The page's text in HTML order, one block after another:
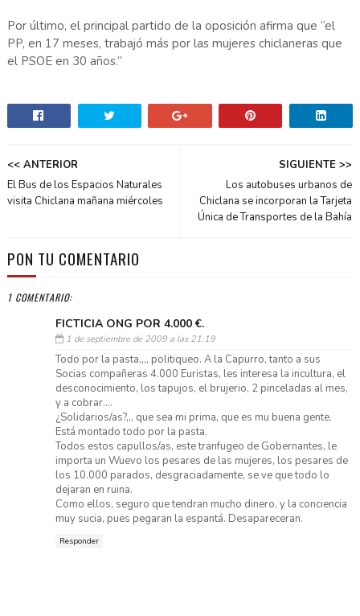
Por último, el principal partido de la oposición afirma que “el
PP, en 17 meses, trabajó más por las mujeres chiclaneras que
el PSOE en 30 años.”
SIGUIENTE >>
Los autobuses urbanos de
Chiclana se incorporan la Tarjeta
Única de Transportes de la Bahía
<< ANTERIOR
El Bus de los Espacios Naturales
visita Chiclana mañana miércoles
PON TU COMENTARIO
1 COMENTARIO:
FICTICIA ONG POR 4.000 €.
1 de septiembre de 2009 a las 21:19
Todo por la pasta,,,, politiqueo. A la Capurro, tanto a sus
Socias compañeras 4.000 Euristas, les interesa la incultura, el
desconocimiento, los tapujos, el brujerio, 2 pinceladas al mes,
y a cobrar....
¿Solidarios/as?,,, que sea mi prima, que es mu buena gente.
Está montado todo por la pasta.
Todos estos capullos/as, este tranfugeo de Gobernantes, le
importa un Wuevo los pesares de las mujeres, los pesares de
los 10.000 parados, desgraciadamente, se ve que todo lo
dejaran en ruina.
Como ellos, seguro que tendran mucho dinero, y la conciencia
muy sucia, pues pegaran la espantá. Desapareceran.
Responder